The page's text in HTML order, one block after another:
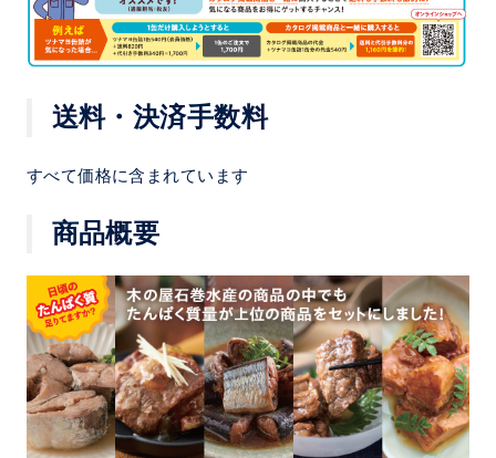
送料・決済手数料
すべて価格に含まれています
商品概要